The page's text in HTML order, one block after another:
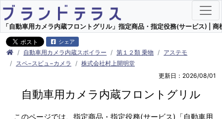
「自動車用カメラ内蔵フロントグリル」指定商品・指定役務(サービス) |
シェア
自動車用カメラ内蔵スポイラー 第１２類 乗物
アステモ
スペ−スビュ−カメラ
株式会社村上開明堂
更新日：2026/08/01
自動車用カメラ内蔵フロントグリル
このページでは、指定商品・指定役務(サービス)「自動車用